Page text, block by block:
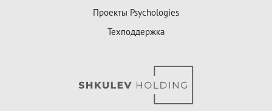
Проекты Psychologies
Техподдержка